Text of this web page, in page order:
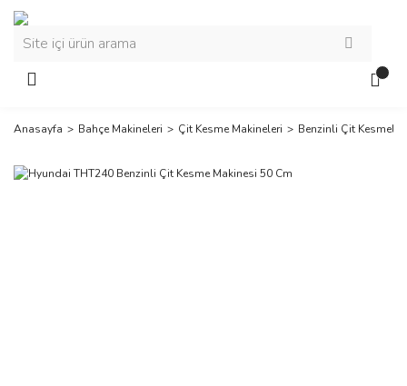
Anasayfa Bahçe Makineleri Çit Kesme Makineleri Benzinli Çit Kesmeler